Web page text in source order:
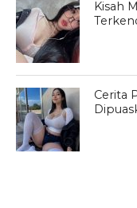
Kisah
Cerita